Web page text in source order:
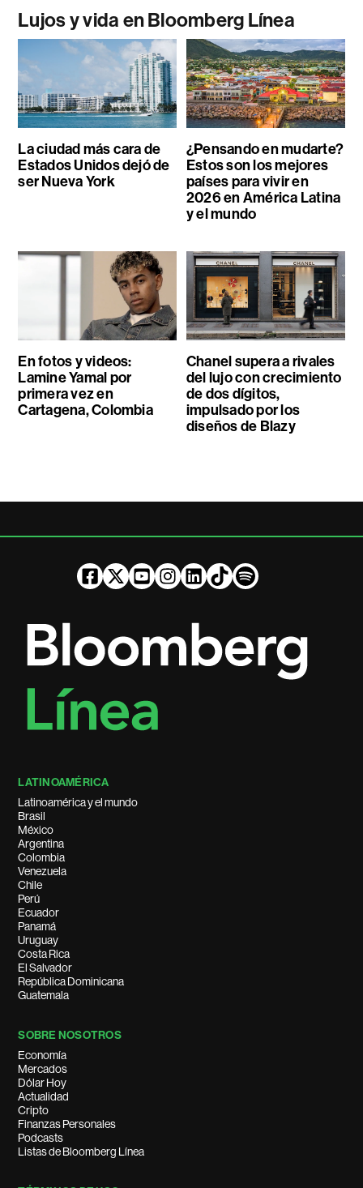
Lujos y vida en Bloomberg Línea
La ciudad más cara de
Estados Unidos dejó de
ser Nueva York
¿Pensando en mudarte?
Estos son los mejores
países para vivir en
2026 en América Latina
y el mundo
En fotos y videos:
Lamine Yamal por
primera vez en
Cartagena, Colombia
Chanel supera a rivales
del lujo con crecimiento
de dos dígitos,
impulsado por los
diseños de Blazy
LATINOAMÉRICA
Latinoamérica y el mundo
Brasil
México
Argentina
Colombia
Venezuela
Chile
Perú
Ecuador
Panamá
Uruguay
Costa Rica
El Salvador
República Dominicana
Guatemala
SOBRE NOSOTROS
Economía
Mercados
Dólar Hoy
Actualidad
Cripto
Finanzas Personales
Podcasts
Listas de Bloomberg Línea